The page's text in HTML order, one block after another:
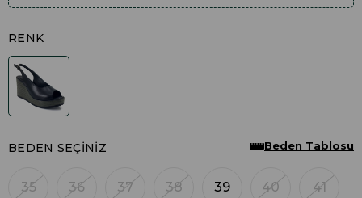
RENK
BEDEN SEÇINIZ
35 36 37 38 39 40 41
Beden Tablosu